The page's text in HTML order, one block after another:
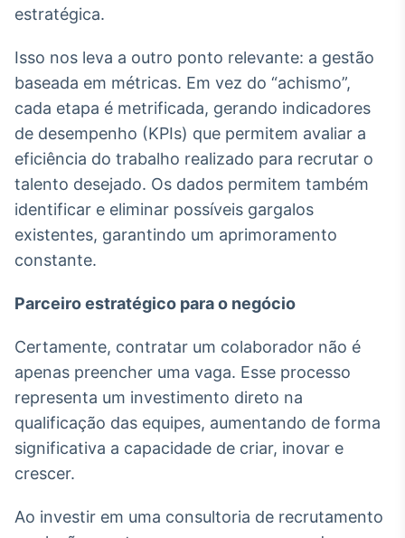
estratégica.
Isso nos leva a outro ponto relevante: a gestão
baseada em métricas. Em vez do “achismo”,
cada etapa é metrificada, gerando indicadores
de desempenho (KPIs) que permitem avaliar a
eficiência do trabalho realizado para recrutar o
talento desejado. Os dados permitem também
identificar e eliminar possíveis gargalos
existentes, garantindo um aprimoramento
constante.
Parceiro estratégico para o negócio
Certamente, contratar um colaborador não é
apenas preencher uma vaga. Esse processo
representa um investimento direto na
qualificação das equipes, aumentando de forma
significativa a capacidade de criar, inovar e
crescer.
Ao investir em uma consultoria de recrutamento